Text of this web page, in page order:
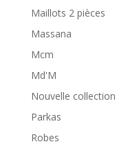
Maillots 2 pièces
Massana
Mcm
Md'M
Nouvelle collection
Parkas
Robes